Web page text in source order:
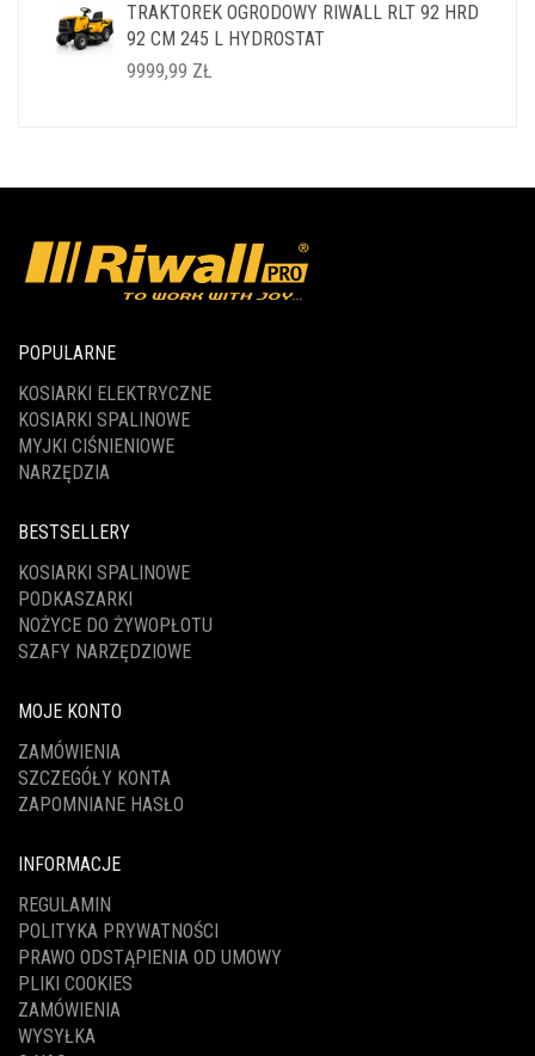
WYNOSIŁA:
14999,99 ZŁ.
WYNOSI:
11999,99 ZŁ.
TRAKTOREK OGRODOWY RIWALL RLT 92 HRD
92 CM 245 L HYDROSTAT
9999,99 ZŁ
POPULARNE
KOSIARKI ELEKTRYCZNE
KOSIARKI SPALINOWE
MYJKI CIŚNIENIOWE
NARZĘDZIA
BESTSELLERY
KOSIARKI SPALINOWE
PODKASZARKI
NOŻYCE DO ŻYWOPŁOTU
SZAFY NARZĘDZIOWE
MOJE KONTO
ZAMÓWIENIA
SZCZEGÓŁY KONTA
ZAPOMNIANE HASŁO
INFORMACJE
REGULAMIN
POLITYKA PRYWATNOŚCI
PRAWO ODSTĄPIENIA OD UMOWY
PLIKI COOKIES
ZAMÓWIENIA
WYSYŁKA